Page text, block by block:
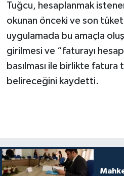
Tuğcu, hesaplanmak
okunan önceki ve son
uygulamada bu amaçla
girilmesi ve “faturayı
basılması ile birlikte fatura
belireceğini kaydetti.